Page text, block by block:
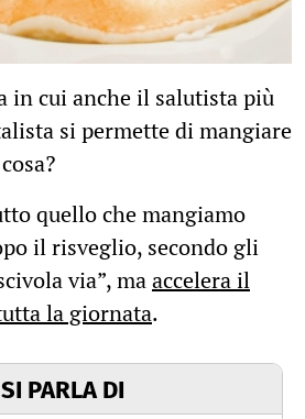
in cui anche il salutista più
si permette di mangiare
quello che mangiamo
il risveglio, secondo gli
via”, maaccelera il
la giornata.
SI PARLA DI